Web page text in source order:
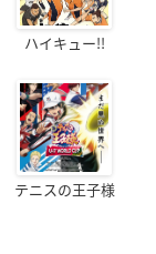
ハイキュー!!
テニスの王子様